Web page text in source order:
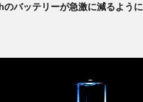
バッテリーが急激に減るように